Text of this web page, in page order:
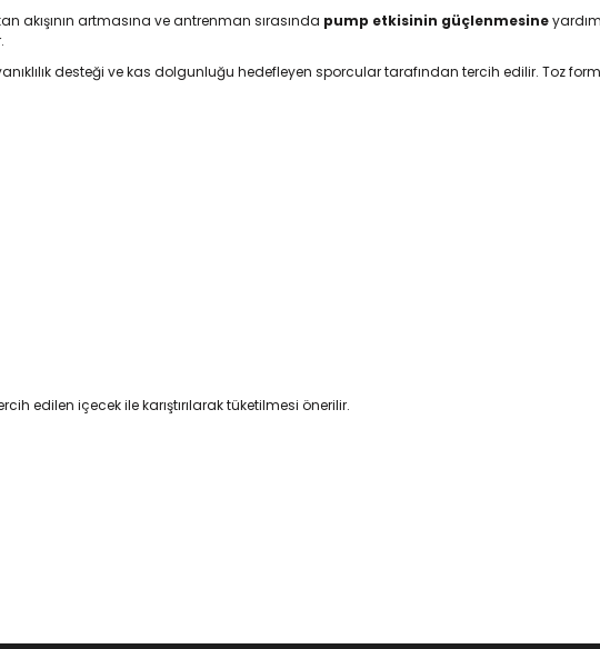
akışının artmasına ve antrenman sırasında pump etkisinin güçlenmesine
desteği ve kas dolgunluğu hedefleyen sporcular tarafından tercih edilir. Toz
edilen içecek ile karıştırılarak tüketilmesi önerilir.